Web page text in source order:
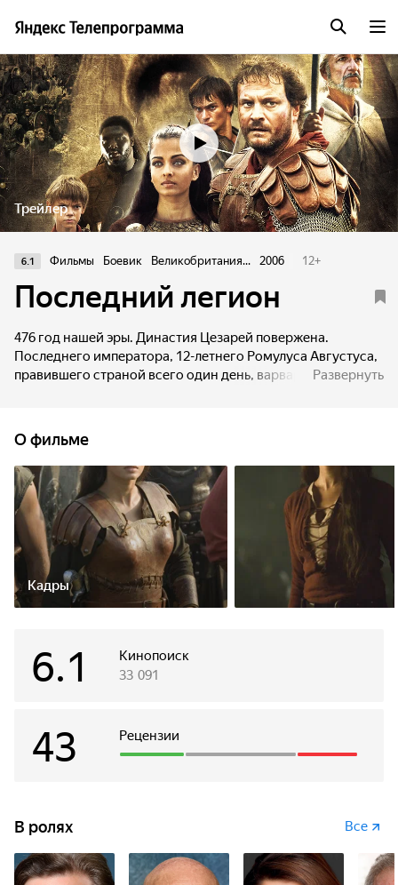
Трейлер
6.1 Фильмы Боевик Великобритания... 2006 12+
Последний легион
476 год нашей эры. Династия Цезарей повержена.
Последнего императора, 12-летнего Ромулуса Августуса,
правившего страной всего один день, варвары заключают
и отправляется в рискованное путешествие к берегам
Британии, чтобы возглавить Девятый легион,
единственный сохранивший верность Риму.
Развернуть
О фильме
Кадры
Кинопоиск
6.1 33 091
Рецензии
43
В ролях Все